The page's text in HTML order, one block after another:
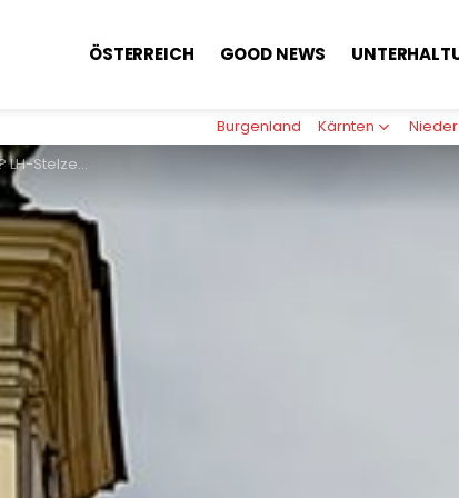
ÖSTERREICH GOOD NEWS
Burgenland Kärnten
Landesamtsdirektor